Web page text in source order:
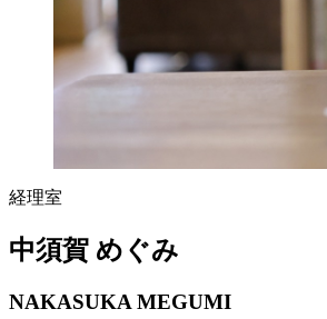
経理室
中須賀 めぐみ
NAKASUKA MEGUMI